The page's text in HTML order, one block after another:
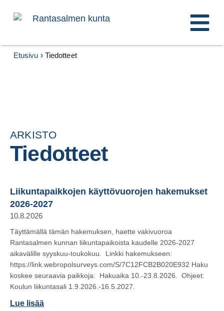
Etusivu › Tiedotteet
ARKISTO
Tiedotteet
Liikuntapaikkojen käyttövuorojen hakemukset
2026-2027
10.8.2026
Täyttämällä tämän hakemuksen, haette vakivuoroa
Rantasalmen kunnan liikuntapaikoista kaudelle 2026-2027
aikavälille syyskuu-toukokuu. Linkki hakemukseen:
https://link.webropolsurveys.com/S/7C12FCB2B020E932 Haku
koskee seuraavia paikkoja: Hakuaika 10.-23.8.2026. Ohjeet:
Koulun liikuntasali 1.9.2026.-16.5.2027.
Lue lisää